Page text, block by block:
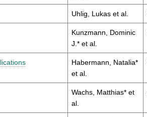
Uhlig, Lukas et al.
Kunzmann, Dominic
J.* et al.
Habermann, Natalia*
et al.
Wachs, Matthias* et
al.